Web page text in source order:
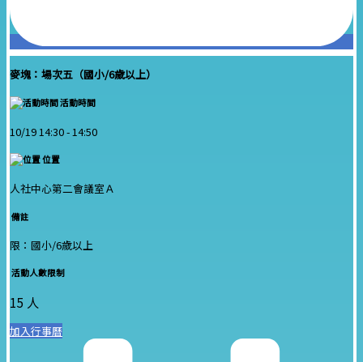
麥塊：場次五（國小/6歲以上）
活動時間
10/19 14:30 - 14:50
位置
人社中心第二會議室Ａ
備註
限：國小/6歲以上
活動人數限制
15 人
加入行事曆